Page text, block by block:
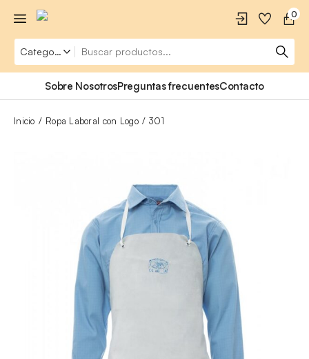
0
Sobre NosotrosPreguntas frecuentesContacto
Inicio Ropa Laboral con Logo 301